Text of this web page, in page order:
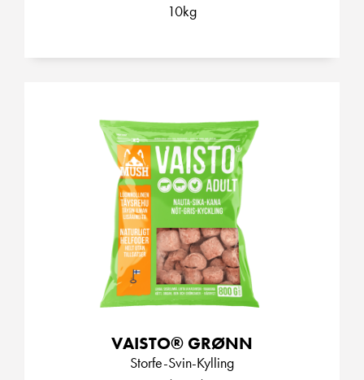
10kg
VAISTO® GRØNN
Storfe-Svin-Kylling